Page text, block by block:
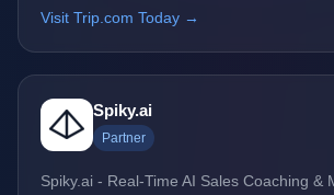
Visit Trip.com Today →
Spiky.ai
Partner
Spiky.ai - Real-Time AI Sales Coaching &